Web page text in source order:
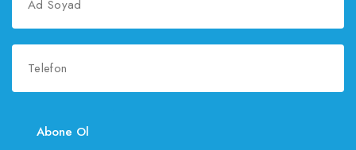
Abone Ol